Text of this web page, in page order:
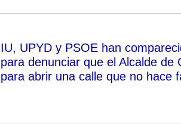
IU, UPYD y PSOE han
para denunciar que el Alcalde
para abrir una calle que no hace